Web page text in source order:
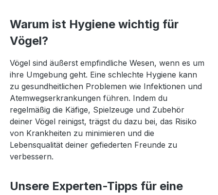
Warum ist Hygiene wichtig für
Vögel?
Vögel sind äußerst empfindliche Wesen, wenn es um
ihre Umgebung geht. Eine schlechte Hygiene kann
zu gesundheitlichen Problemen wie Infektionen und
Atemwegserkrankungen führen. Indem du
regelmäßig die Käfige, Spielzeuge und Zubehör
deiner Vögel reinigst, trägst du dazu bei, das Risiko
von Krankheiten zu minimieren und die
Lebensqualität deiner gefiederten Freunde zu
verbessern.
Unsere Experten-Tipps für eine